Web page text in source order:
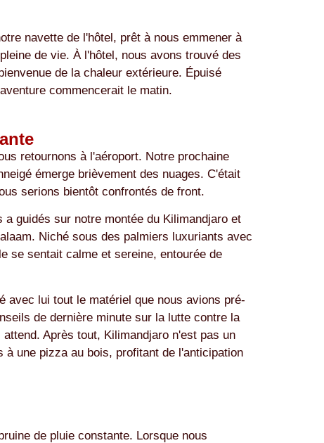
navette de l'hôtel, prêt à nous emmener à
de vie. À l'hôtel, nous avons trouvé des
de la chaleur extérieure. Épuisé
commencerait le matin.
retournons à l'aéroport. Notre prochaine
émerge brièvement des nuages. C'était
serions bientôt confrontés de front.
guidés sur notre montée du Kilimandjaro et
Niché sous des palmiers luxuriants avec
se sentait calme et sereine, entourée de
avec lui tout le matériel que nous avions pré-
de dernière minute sur la lutte contre la
Après tout, Kilimandjaro n'est pas un
une pizza au bois, profitant de l'anticipation
de pluie constante. Lorsque nous